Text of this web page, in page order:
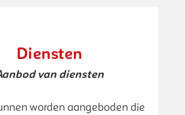
Diensten
van diensten
worden aangeboden die